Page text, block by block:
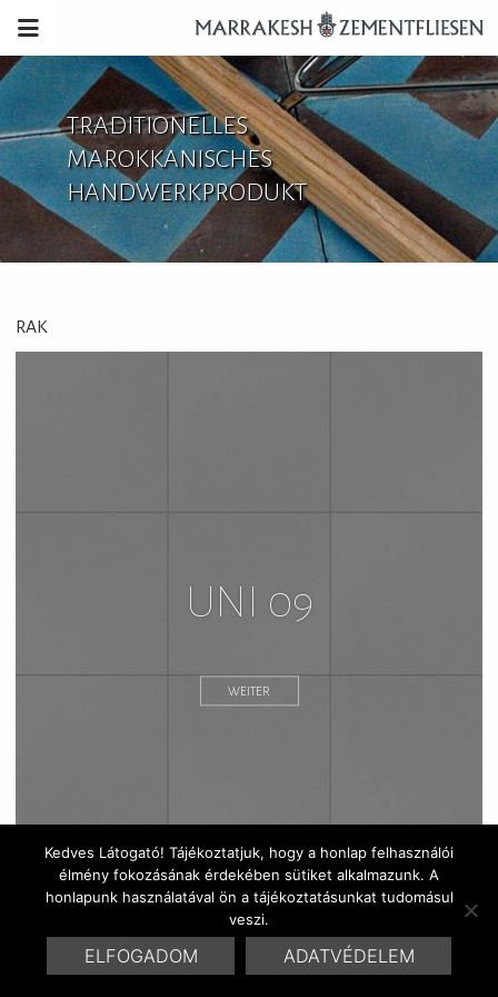
TRADITIONELLES
MAROKKANISCHES
HANDWERKPRODUKT
RAK
UNI 09
WEITER
© 2016 Marrakesh Zementfliesen | Design & Site byHYDROGENE
Kedves Látogató! Tájékoztatjuk, hogy a honlap felhasználói
élmény fokozásának érdekében sütiket alkalmazunk. A
honlapunk használatával ön a tájékoztatásunkat tudomásul
veszi.
ELFOGADOM ADATVÉDELEM